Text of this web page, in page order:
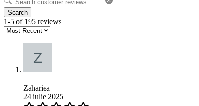
Search
1-5 of 195 reviews
Zahariea
24 iulie 2025